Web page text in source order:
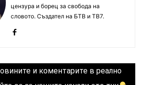
цензура и борец за свобода на
словото. Създател на БТВ и ТВ7.
и коментарите в реално